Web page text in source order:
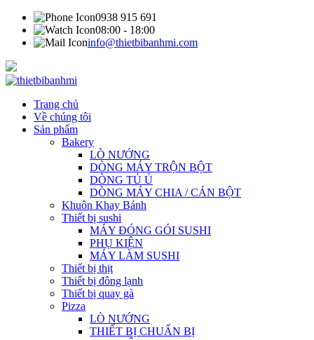
0938 915 691
08:00 - 18:00
info@thietbibanhmi.com
Trang chủ
Về chúng tôi
Sản phẩm
Bakery
LÒ NƯỚNG
DÒNG MÁY TRỘN BỘT
DÒNG TỦ Ủ
DÒNG MÁY CHIA / CÁN BỘT
Khuôn Khay Bánh
Thiết bị sushi
MÁY ĐÓNG GÓI SUSHI
PHỤ KIỆN
MÁY LÀM SUSHI
Thiết bị thịt
Thiết bị đông lạnh
Thiết bị quay gà
Pizza
LÒ NƯỚNG
THIẾT BỊ CHUẨN BỊ